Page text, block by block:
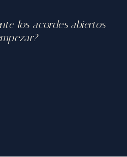
los acordes abiertos